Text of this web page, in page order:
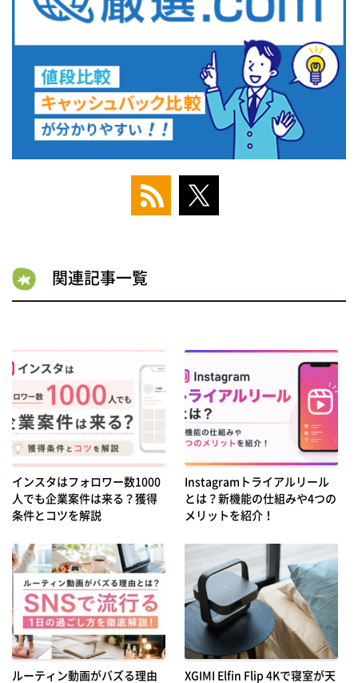
関連記事一覧
インスタはフォロワー数1000
人でも企業案件は来る？獲得
条件とコツを解説
Instagramトライアルリール
とは？新機能の仕組みや4つの
メリットを紹介！
ルーティン動画がバズる理由
XGIMI Elfin Flip 4Kで寝室が天